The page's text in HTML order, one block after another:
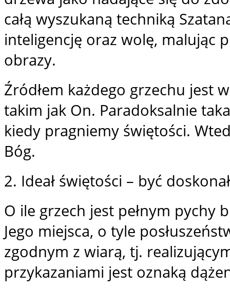
całą wyszukaną techniką
inteligencję oraz wolę, malując
obrazy.
Źródłem każdego grzechu jest
takim jak On. Paradoksalnie
kiedy pragniemy świętości.
Bóg.
2. Ideał świętości – być
O ile grzech jest pełnym pychy
Jego miejsca, o tyle
zgodnym z wiarą, tj.
przykazaniami jest oznaką